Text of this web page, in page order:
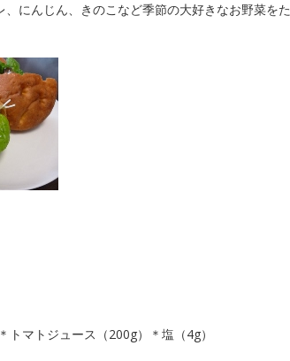
にんじん、きのこなど季節の大好きなお野菜をた
マトジュース（200g）＊塩（4g）